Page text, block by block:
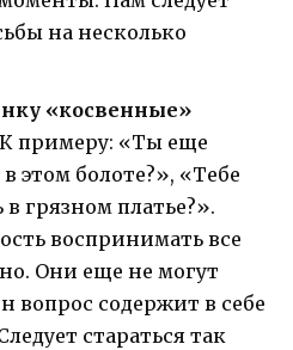
на несколько
«косвенные»
К примеру: «Ты еще
этом болоте?», «Тебе
грязном платье?».
воспринимать все
Они еще не могут
вопрос содержит в себе
стараться так